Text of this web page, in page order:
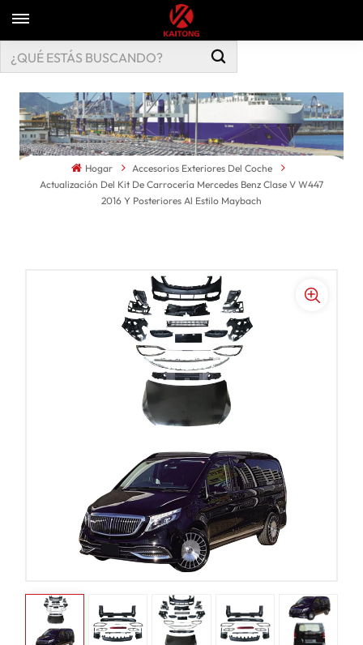
Hogar
Accesorios Exteriores Del Coche
Actualización Del Kit De Carrocería Mercedes Benz Clase V W447
2016 Y Posteriores Al Estilo Maybach